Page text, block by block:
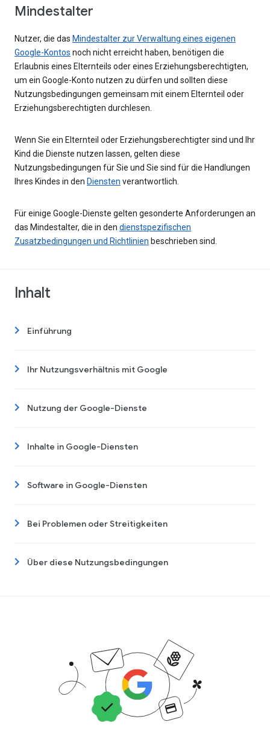
Mindestalter
Nutzer, die das Mindestalter zur Verwaltung eines eigenen
Google-Kontos noch nicht erreicht haben, benötigen die
Erlaubnis eines Elternteils oder eines Erziehungsberechtigten,
um ein Google-Konto nutzen zu dürfen und sollten diese
Nutzungsbedingungen gemeinsam mit einem Elternteil oder
Erziehungsberechtigten durchlesen.
Wenn Sie ein Elternteil oder Erziehungsberechtigter sind und Ihr
Kind die Dienste nutzen lassen, gelten diese
Nutzungsbedingungen für Sie und Sie sind für die Handlungen
Ihres Kindes in den Diensten verantwortlich.
Für einige Google-Dienste gelten gesonderte Anforderungen an
das Mindestalter, die in den dienstspezifischen
Zusatzbedingungen und Richtlinien beschrieben sind.
Inhalt
Einführung
Ihr Nutzungsverhältnis mit Google
Nutzung der Google-Dienste
Inhalte in Google-Diensten
Software in Google-Diensten
Bei Problemen oder Streitigkeiten
Über diese Nutzungsbedingungen